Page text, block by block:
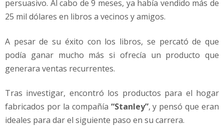
persuasivo. Al cabo de 9 meses, ya había vendido más de
25 mil dólares en libros a vecinos y amigos.
A pesar de su éxito con los libros, se percató de que
podía ganar mucho más si ofrecía un producto que
generara ventas recurrentes.
Tras investigar, encontró los productos para el hogar
fabricados por la compañía “Stanley”, y pensó que eran
ideales para dar el siguiente paso en su carrera.